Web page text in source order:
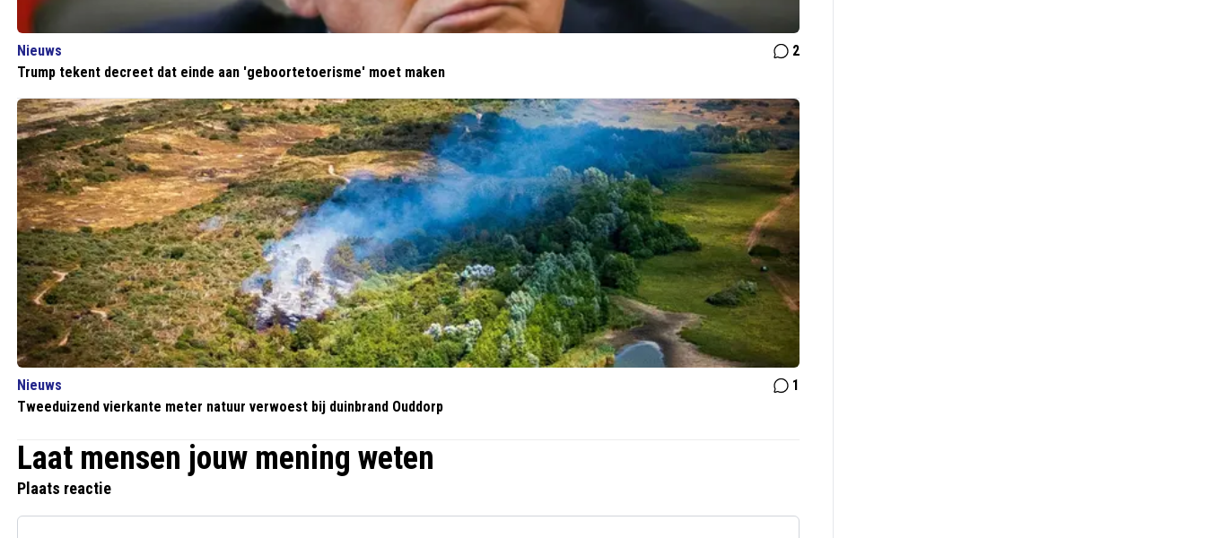
Nieuws
2
Trump tekent decreet dat einde aan 'geboortetoerisme' moet maken
Nieuws
1
Tweeduizend vierkante meter natuur verwoest bij duinbrand Ouddorp
Laat mensen jouw mening weten
Plaats reactie